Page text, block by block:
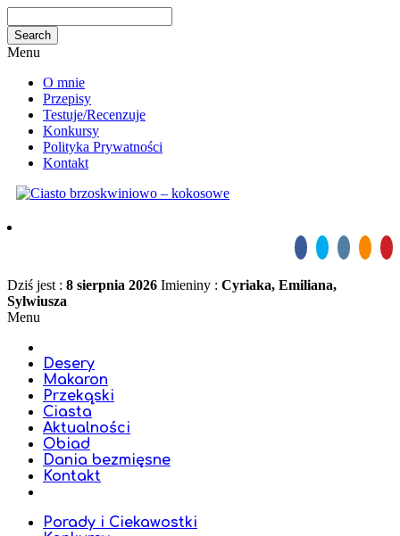
Menu
O mnie
Przepisy
Testuje/Recenzuje
Konkursy
Polityka Prywatności
Kontakt
Dziś jest : 8 sierpnia 2026 Imieniny : Cyriaka, Emiliana,
Sylwiusza
Menu
Desery
Makaron
Przekąski
Ciasta
Aktualności
Obiad
Dania bezmięsne
Kontakt
Porady i Ciekawostki